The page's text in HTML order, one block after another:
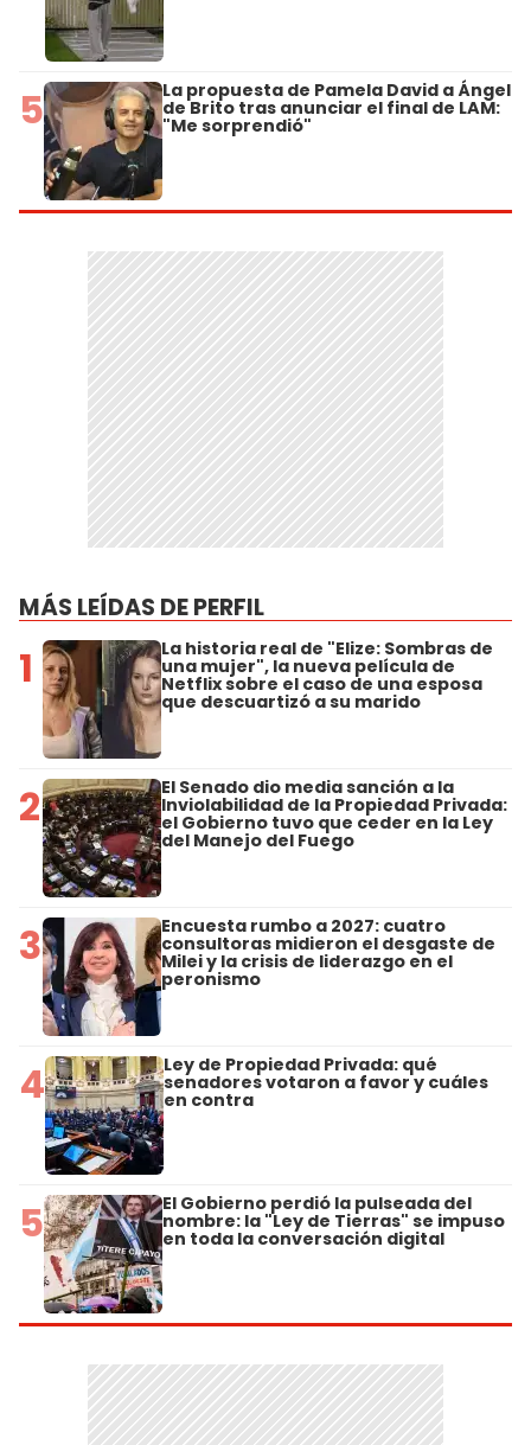
5 La propuesta de Pamela David a Ángel
de Brito tras anunciar el final de LAM:
"Me sorprendió"
MÁS LEÍDAS DE PERFIL
1 La historia real de "Elize: Sombras de
una mujer", la nueva película de
Netflix sobre el caso de una esposa
que descuartizó a su marido
2 El Senado dio media sanción a la
Inviolabilidad de la Propiedad Privada:
el Gobierno tuvo que ceder en la Ley
del Manejo del Fuego
3 Encuesta rumbo a 2027: cuatro
consultoras midieron el desgaste de
Milei y la crisis de liderazgo en el
peronismo
4 Ley de Propiedad Privada: qué
senadores votaron a favor y cuáles
en contra
5 El Gobierno perdió la pulseada del
nombre: la "Ley de Tierras" se impuso
en toda la conversación digital